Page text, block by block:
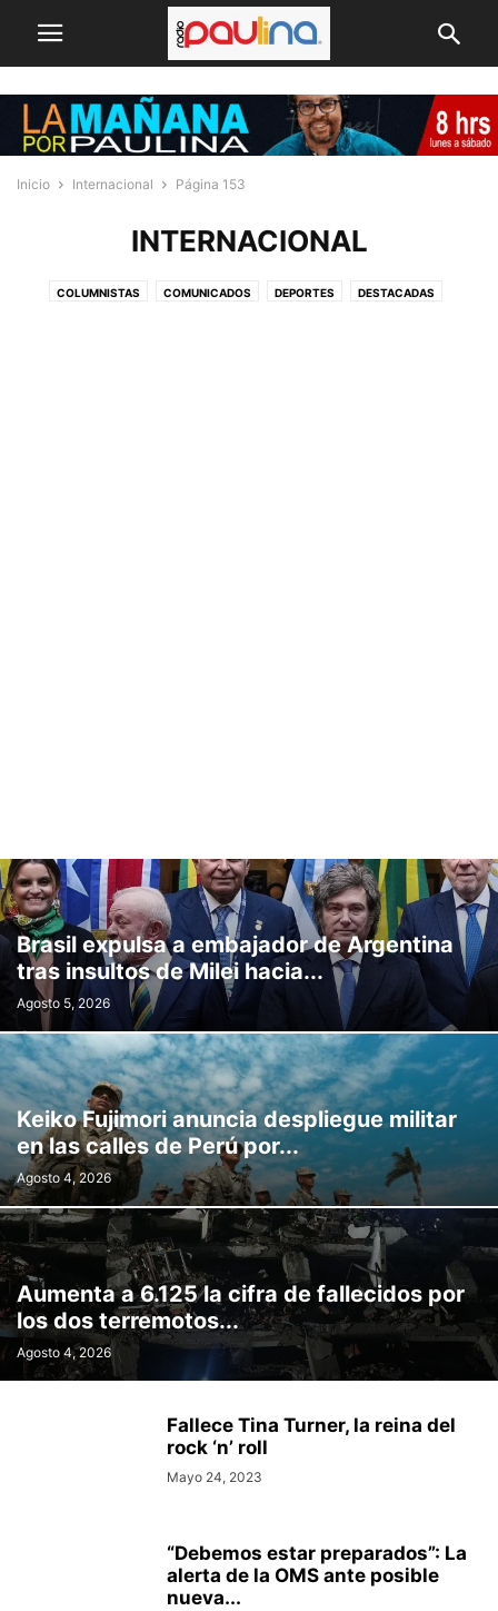
Inicio Internacional Página 153
INTERNACIONAL
COLUMNISTAS COMUNICADOS DEPORTES DESTACADAS
Brasil expulsa a embajador de Argentina
tras insultos de Milei hacia...
Agosto 5, 2026
Keiko Fujimori anuncia despliegue militar
en las calles de Perú por...
Agosto 4, 2026
Aumenta a 6.125 la cifra de fallecidos por
los dos terremotos...
Agosto 4, 2026
Fallece Tina Turner, la reina del
rock ‘n’ roll
Mayo 24, 2023
“Debemos estar preparados”: La
alerta de la OMS ante posible
nueva...